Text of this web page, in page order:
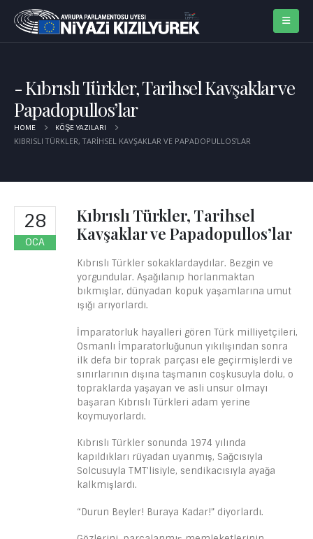
Kıbrıslı Türkler, Tarihsel Kavşaklar ve
Papadopullos’lar
HOME KÖŞE YAZILARI
KIBRISLI TÜRKLER, TARIHSEL KAVŞAKLAR VE PAPADOPULLOS’LAR
28
OCA
Kıbrıslı Türkler, Tarihsel
Kavşaklar ve Papadopullos’lar
Kıbrıslı Türkler sokaklardaydılar. Bezgin ve
yorgundular. Aşağılanıp horlanmaktan
bıkmışlar, dünyadan kopuk yaşamlarına umut
ışığı arıyorlardı.
İmparatorluk hayalleri gören Türk milliyetçileri,
Osmanlı İmparatorluğunun yıkılışından sonra
ilk defa bir toprak parçası ele geçirmişlerdi ve
sınırlarının dışına taşmanın coşkusuyla dolu, o
topraklarda yaşayan ve asli unsur olmayı
başaran Kıbrıslı Türkleri adam yerine
koymuyorlardı.
Kıbrıslı Türkler sonunda 1974 yılında
kapıldıkları rüyadan uyanmış, Sağcısıyla
Solcusuyla TMT’lisiyle, sendikacısıyla ayağa
kalkmışlardı.
“Durun Beyler! Buraya Kadar!” diyorlardı.